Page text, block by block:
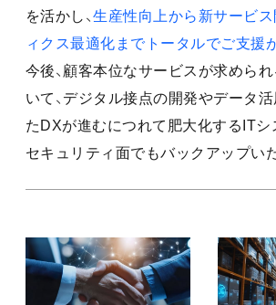
を活かし、生産性向上から新サービス
ィクス最適化までトータルでご支援
今後、顧客本位なサービスが求めら
いて、デジタル接点の開発やデータ活
たDXが進むにつれて肥大化するITシ
セキュリティ面でもバックアップい